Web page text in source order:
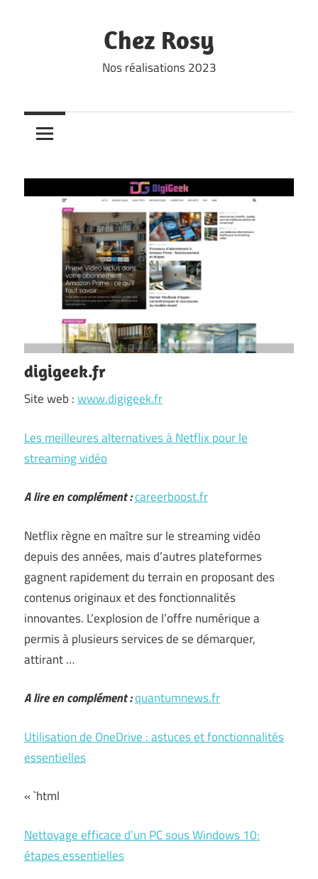
Chez Rosy
Nos réalisations 2023
digigeek.fr
Site web :www.digigeek.fr
Les meilleures alternatives à Netflix pour le
streaming vidéo
A lire en complément :careerboost.fr
Netflix règne en maître sur le streaming vidéo
depuis des années, mais d’autres plateformes
gagnent rapidement du terrain en proposant des
contenus originaux et des fonctionnalités
innovantes. L’explosion de l’offre numérique a
permis à plusieurs services de se démarquer,
attirant …
A lire en complément :quantumnews.fr
Utilisation de OneDrive : astuces et fonctionnalités
essentielles
« `html
Nettoyage efficace d’un PC sous Windows 10:
étapes essentielles